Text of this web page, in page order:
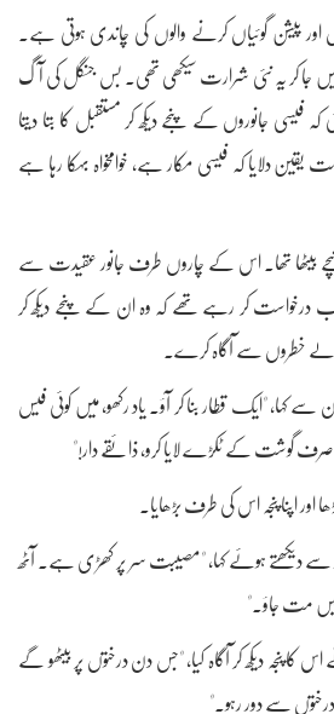
اور پیشن گوئیاں کرنے والوں کی چاندی ہوتی ہے۔
میں جا کر یہ نئی شرارت سیکھی تھی۔ بس جنگل کی آگ
فیسی جانوروں کے پنجے دیکھ کر مستقبل کا بتا دیتا
دلایا کہ فیسی مکار ہے، خوامخواہ بہکا رہا ہے
بیٹھا تھا۔ اس کے چاروں طرف جانور عقیدت سے
درخواست کر رہے تھے کہ وہ ان کے پنجے دیکھ کر
خطروں سے آگاہ کرے۔
کہا، "ایک قطار بنا کر آؤ۔ یاد رکھو، میں کوئی فیس
گوشت کے ٹکڑے لایا کرو، ذائقے دار!"
اپنا پنجہ اس کی طرف بڑھایا۔
دیکھتے ہوئے کہا، "مصیبت سر پر کھڑی ہے۔ آٹھ
مت جاؤ۔"
اس کا پنجہ دیکھ کر آگاہ کیا، "جس دن درختوں پر بیٹھو گے
سے دور رہو۔"